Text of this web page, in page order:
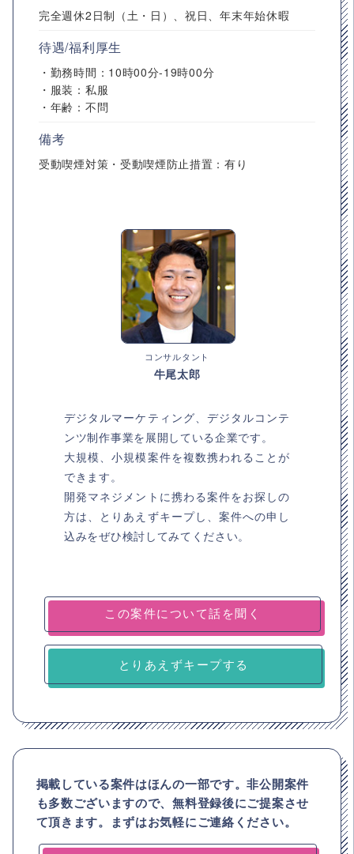
完全週休2日制（土・日）、祝日、年末年始休暇
待遇/福利厚生
・勤務時間：10時00分-19時00分
・服装：私服
・年齢：不問
備考
受動喫煙対策・受動喫煙防止措置：有り
コンサルタント
牛尾太郎
デジタルマーケティング、デジタルコンテ
ンツ制作事業を展開している企業です。
大規模、小規模案件を複数携われることが
できます。
開発マネジメントに携わる案件をお探しの
方は、とりあえずキープし、案件への申し
込みをぜひ検討してみてください。
とりあえずキープする
掲載している案件はほんの一部です。非公開案件
も多数ございますので、無料登録後にご提案させ
て頂きます。まずはお気軽にご連絡ください。